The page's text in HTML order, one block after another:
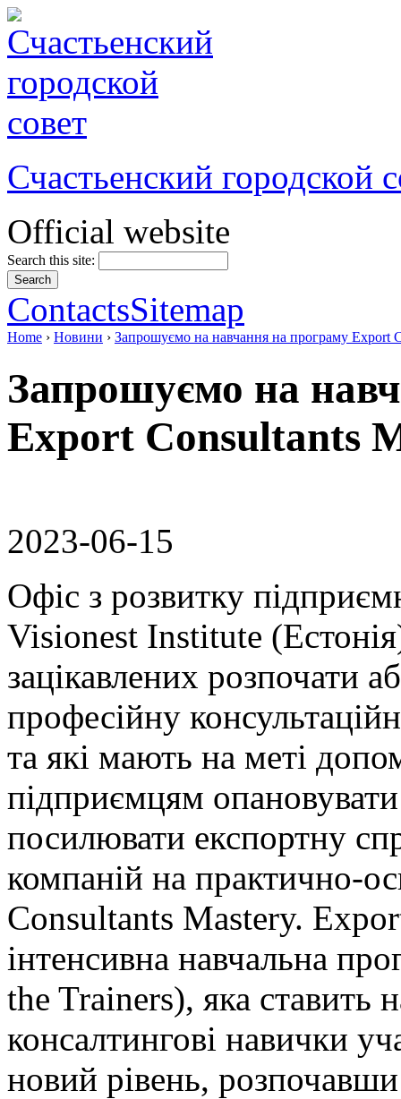
Счастьенский городской
Official website
Search this site:
ContactsSitemap
Home › Новини › Запрошуємо на навчання на програму Export
Запрошуємо на
Export Consultants
2023-06-15
Офіс з розвитку
Visionest Institute
зацікавлених розпочати
професійну
та які мають на меті
підприємцям
посилювати експортну
компаній на практично-
Consultants Mastery.
інтенсивна навчальна
the Trainers), яка ставить
консалтингові навички
новий рівень,